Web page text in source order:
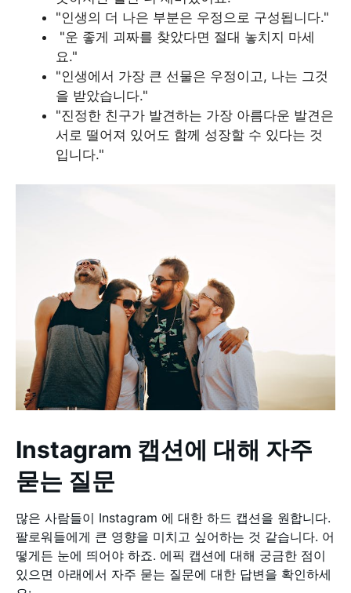
"인생의 더 나은 부분은 우정으로 구성됩니다."
"운 좋게 괴짜를 찾았다면 절대 놓치지 마세
요."
"인생에서 가장 큰 선물은 우정이고, 나는 그것
을 받았습니다."
"진정한 친구가 발견하는 가장 아름다운 발견은
서로 떨어져 있어도 함께 성장할 수 있다는 것
입니다."
Instagram 캡션에 대해 자주
묻는 질문
많은 사람들이 Instagram 에 대한 하드 캡션을 원합니다.
팔로워들에게 큰 영향을 미치고 싶어하는 것 같습니다. 어
떻게든 눈에 띄어야 하죠. 에픽 캡션에 대해 궁금한 점이
있으면 아래에서 자주 묻는 질문에 대한 답변을 확인하세